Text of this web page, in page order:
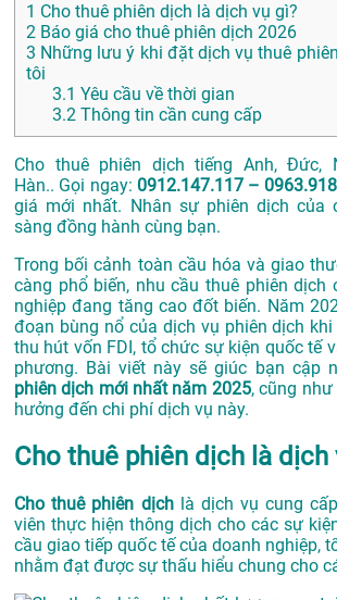
1 Cho thuê phiên dịch là dịch vụ gì?
2 Báo giá cho thuê phiên dịch 2026
3 Những lưu ý khi đặt dịch vụ thuê
tôi
3.1 Yêu cầu về thời gian
3.2 Thông tin cần cung cấp
Cho thuê phiên dịch tiếng Anh, Đức,
Hàn.. Gọi ngay: 0912.147.117 –
giá mới nhất. Nhân sự phiên dịch của
sàng đồng hành cùng bạn.
Trong bối cảnh toàn cầu hóa và giao
càng phổ biến, nhu cầu thuê phiên dịch
nghiệp đang tăng cao đốt biến. Năm
đoạn bùng nổ của dịch vụ phiên dịch
thu hút vốn FDI, tổ chức sự kiện quốc tế
phương. Bài viết này sẽ giúc bạn cập
phiên dịch mới nhất năm 2025, cũng
hưởng đến chi phí dịch vụ này.
Cho thuê phiên dịch là dịch
Cho thuê phiên dịchlà dịch vụ cung
viên thực hiện thông dịch cho các sự
cầu giao tiếp quốc tế của doanh nghiệp,
nhằm đạt được sự thấu hiểu chung cho